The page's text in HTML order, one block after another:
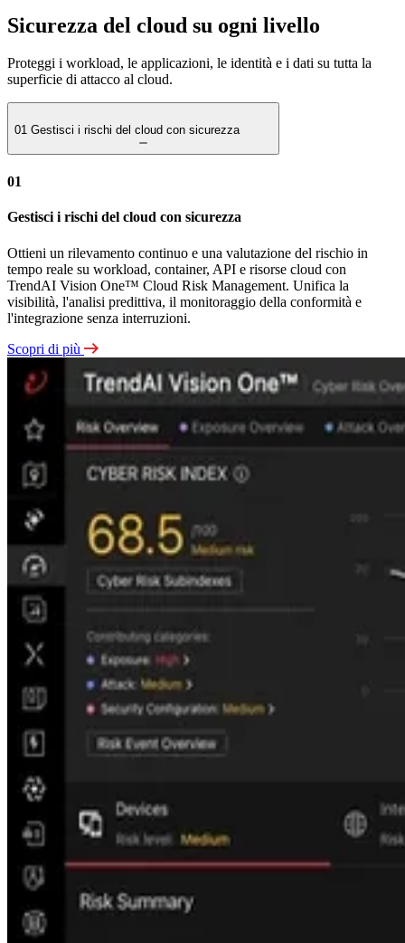
Sicurezza del cloud su ogni livello
Proteggi i workload, le applicazioni, le identità e i dati su tutta la
superficie di attacco al cloud.
01 Gestisci i rischi del cloud con sicurezza
01
Gestisci i rischi del cloud con sicurezza
Ottieni un rilevamento continuo e una valutazione del rischio in
tempo reale su workload, container, API e risorse cloud con
TrendAI Vision One™ Cloud Risk Management. Unifica la
visibilità, l'analisi predittiva, il monitoraggio della conformità e
l'integrazione senza interruzioni.
Scopri di più